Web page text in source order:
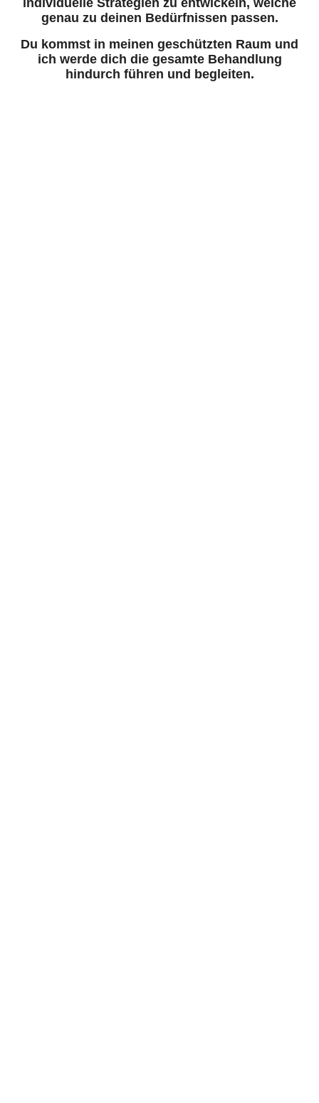
individuelle Strategien zu entwickeln, welche
genau zu deinen Bedürfnissen passen.
Du kommst in meinen geschützten Raum und
ich werde dich die gesamte Behandlung
hindurch führen und begleiten.